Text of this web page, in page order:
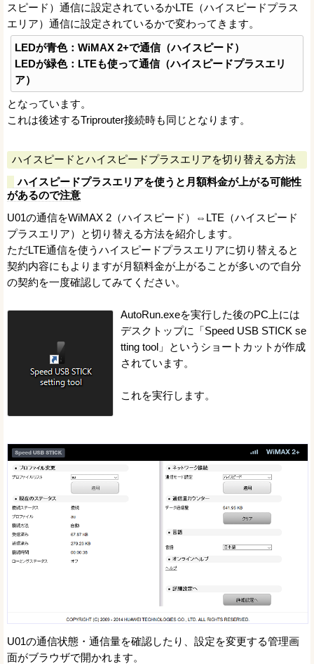
スピード）通信に設定されているかLTE（ハイスピードプラス
エリア）通信に設定されているかで変わってきます。
LEDが青色：WiMAX 2+で通信（ハイスピード）
LEDが緑色：LTEも使って通信（ハイスピードプラスエリ
ア）
となっています。
これは後述するTriprouter接続時も同じとなります。
ハイスピードとハイスピードプラスエリアを切り替える方法
ハイスピードプラスエリアを使うと月額料金が上がる可能性
があるので注意
U01の通信をWiMAX 2（ハイスピード）⇔LTE（ハイスピード
プラスエリア）と切り替える方法を紹介します。
ただLTE通信を使うハイスピードプラスエリアに切り替えると
契約内容にもよりますが月額料金が上がることが多いので自分
の契約を一度確認してみてください。
AutoRun.exeを実行した後のPC上には
デスクトップに「Speed USB STICK se
tting tool」というショートカットが作成
されています。
これを実行します。
U01の通信状態・通信量を確認したり、設定を変更する管理画
面がブラウザで開かれます。